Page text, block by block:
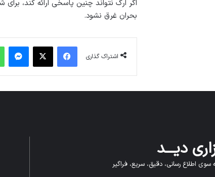
اگر ارگ نتواند چنین پاسخی ارائه کند،
بحران غرق نشود.
اشتراک گذاری
فیس بوک X پیام
دیـــد
اطلاع رسانی، دقیق، سریع، فراگیر